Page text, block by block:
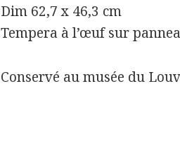
Dim 62,7 x 46,3 cm
Tempera à l’œuf sur
Conservé au musée du